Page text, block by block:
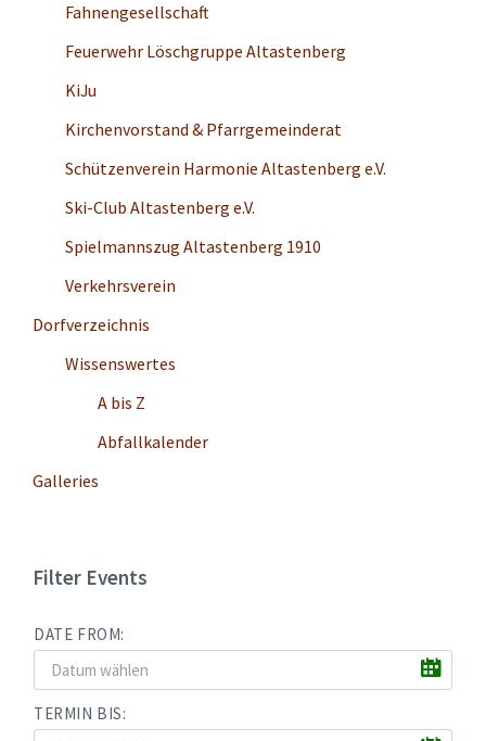
Fahnengesellschaft
Feuerwehr Löschgruppe Altastenberg
KiJu
Kirchenvorstand & Pfarrgemeinderat
Schützenverein Harmonie Altastenberg e.V.
Ski-Club Altastenberg e.V.
Spielmannszug Altastenberg 1910
Verkehrsverein
Dorfverzeichnis
Wissenswertes
A bis Z
Abfallkalender
Galleries
Filter Events
DATE FROM:
TERMIN BIS: